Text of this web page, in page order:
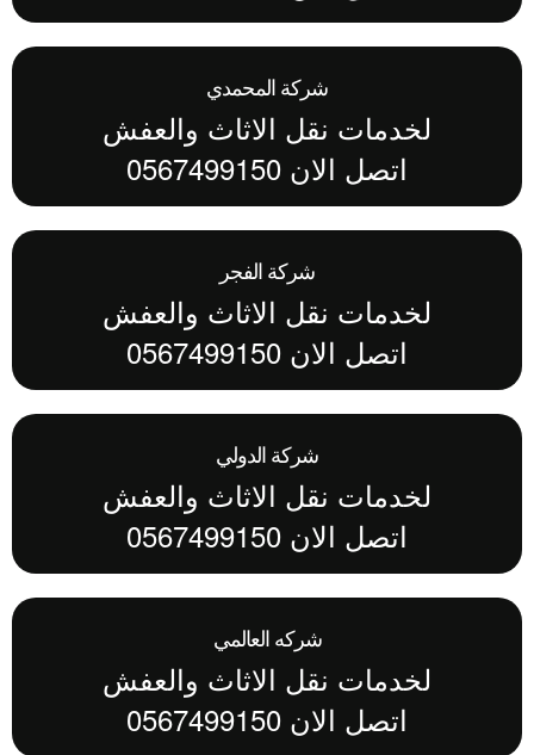
شركة المحمدي
لخدمات نقل الاثاث والعفش
اتصل الان 0567499150
شركة الفجر
لخدمات نقل الاثاث والعفش
اتصل الان 0567499150
شركة الدولي
لخدمات نقل الاثاث والعفش
اتصل الان 0567499150
شركه العالمي
لخدمات نقل الاثاث والعفش
اتصل الان 0567499150